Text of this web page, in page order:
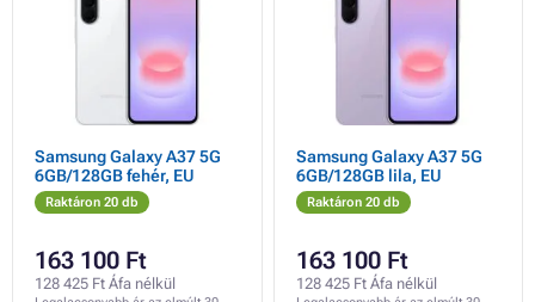
Samsung Galaxy A37 5G
6GB/128GB fehér, EU
Raktáron 20 db
163 100 Ft
128 425 Ft Áfa nélkül
Samsung Galaxy A37 5G
6GB/128GB lila, EU
Raktáron 20 db
163 100 Ft
128 425 Ft Áfa nélkül